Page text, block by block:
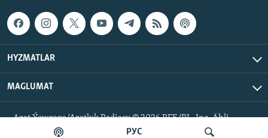
РУС
HYZMATLAR
MAGLUMAT
Azat Ýewropa/Azatlyk Radiosy © 2026 RFE/RL, Inc. Ähli
hukuklar goralan.